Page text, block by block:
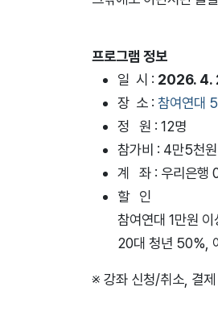
프로그램 정보
일 시 : 2026. 4.
장 소 : 참여연대
정 원 : 12명
참가비 : 4만5천원
계 좌 : 우리은행
할 인
참여연대 1만원
20대 청년 50%,
※ 강좌 신청/취소, 결